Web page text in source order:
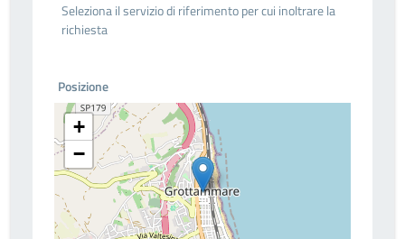
Seleziona il servizio di riferimento per cui inoltrare la
richiesta
Posizione
+
−